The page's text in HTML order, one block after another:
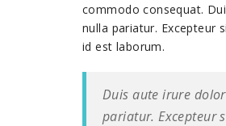
commodo consequat.
nulla pariatur. Excepteur
id est laborum.
Duis aute irure
pariatur. Excepteur